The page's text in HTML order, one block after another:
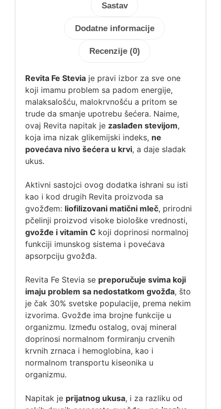
Sastav
Dodatne informacije
Recenzije (0)
Revita Fe Stevia je pravi izbor za sve one
koji imamu problem sa padom energije,
malaksalošću, malokrvnošću a pritom se
trude da smanje upotrebu šećera. Naime,
ovaj Revita napitak je zaslađen stevijom,
koja ima nizak glikemijski indeks, ne
povećava nivo šećera u krvi, a daje sladak
ukus.
Aktivni sastojci ovog dodatka ishrani su isti
kao i kod drugih Revita proizvoda sa
gvožđem: liofilizovani matični mleč, prirodni
pčelinji proizvod visoke biološke vrednosti,
gvožđe i vitamin C koji doprinosi normalnoj
funkciji imunskog sistema i povećava
apsorpciju gvožđa.
Revita Fe Stevia se preporučuje svima koji
imaju problem sa nedostatkom gvožđa, što
je čak 30% svetske populacije, prema nekim
izvorima. Gvožđe ima brojne funkcije u
organizmu. Između ostalog, ovaj mineral
doprinosi normalnom formiranju crvenih
krvnih zrnaca i hemoglobina, kao i
normalnom transportu kiseonika u
organizmu.
Napitak je prijatnog ukusa, i za razliku od